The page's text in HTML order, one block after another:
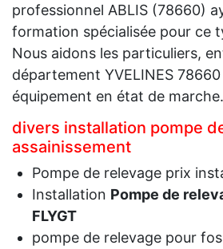
professionnel ABLIS (78660)
formation spécialisée pour ce
Nous aidons les particuliers,
département YVELINES
équipement en état de marche.
divers installation pompe
assainissement
Pompe de relevage prix
Installation Pompe de
FLYGT
pompe de relevage pour